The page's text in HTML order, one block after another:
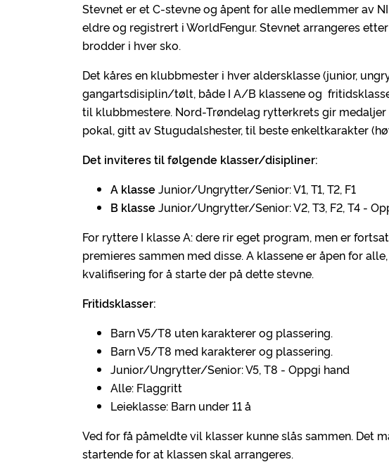
Stevnet er et C-stevne og åpent for alle medlemmer av
eldre og registrert i WorldFengur. Stevnet arrangeres
brodder i hver sko.
Det kåres en klubbmester i hver aldersklasse (junior,
gangartsdisiplin/tølt, både I A/B klassene og
til klubbmestere. Nord-Trøndelag rytterkrets gir
pokal, gitt av Stugudalshester, til beste enkeltkarakter
Det inviteres til følgende klasser/disipliner:
A klasseJunior/Ungrytter/Senior: V1, T1, T2, F1
B klasseJunior/Ungrytter/Senior: V2, T3, F2, T4 -
For ryttere I klasse A: dere rir eget program, men er
premieres sammen med disse. A klassene er åpen for
kvalifisering for å starte der på dette stevne.
Fritidsklasser:
Barn V5/T8 uten karakterer og plassering.
Barn V5/T8 med karakterer og plassering.
Junior/Ungrytter/Senior: V5, T8 - Oppgi hand
Alle: Flaggritt
Leieklasse: Barn under 11 å
Ved for få påmeldte vil klasser kunne slås sammen. Det
startende for at klassen skal arrangeres.